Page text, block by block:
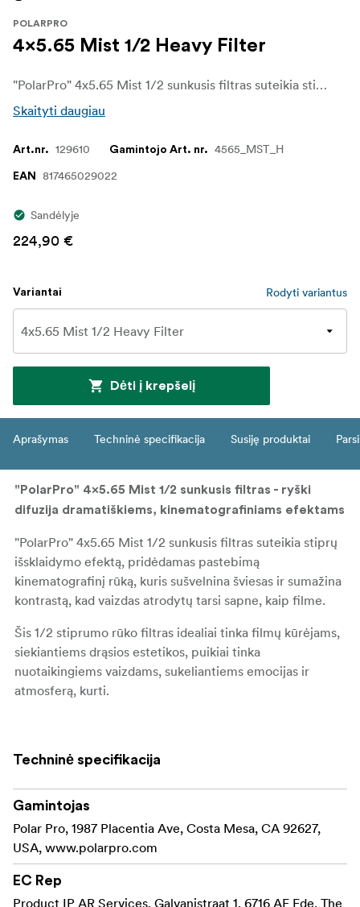
POLARPRO
4x5.65 Mist 1/2 Heavy Filter
"PolarPro" 4x5.65 Mist 1/2 sunkusis filtras suteikia stiprų išsklaidymo efektą ir suteikia pastebimą kinematografinį rūką, kuris sušvelnina šviesas ir sumažina kontrastą, kad vaizdas atrodytų tarsi sapne, kaip filme.
Skaityti daugiau
Art.nr. 129610 Gamintojo Art. nr. 4565_MST_H
EAN 817465029022
Sandėlyje
224,90 €
Variantai Rodyti variantus
Dėti į krepšelį
Aprašymas Techninė specifikacija Susiję produktai
"PolarPro" 4x5.65 Mist 1/2 sunkusis filtras - ryški
difuzija dramatiškiems, kinematografiniams efektams
"PolarPro" 4x5.65 Mist 1/2 sunkusis filtras suteikia stiprų
išsklaidymo efektą, pridėdamas pastebimą
kinematografinį rūką, kuris sušvelnina šviesas ir sumažina
kontrastą, kad vaizdas atrodytų tarsi sapne, kaip filme.
Šis 1/2 stiprumo rūko filtras idealiai tinka filmų kūrėjams,
siekiantiems drąsios estetikos, puikiai tinka
nuotaikingiems vaizdams, sukeliantiems emocijas ir
atmosferą, kurti.
ilgaamžiškumą filmavimo aikštelėje, todėl jį galima
Pagrindinės savybės ir privalumai:
1/2 rūko difuzijos:Siūlo ryškų rūką, kuris smarkiai
sušvelnina šviesas, suteikdamas svajingą,
kinematografinę nuotraukų kokybę.
Techninė specifikacija
Gamintojas
Polar Pro, 1987 Placentia Ave, Costa Mesa, CA 92627,
USA, www.polarpro.com
EC Rep
Product IP AR Services, Galvanistraat 1, 6716 AE Ede, The